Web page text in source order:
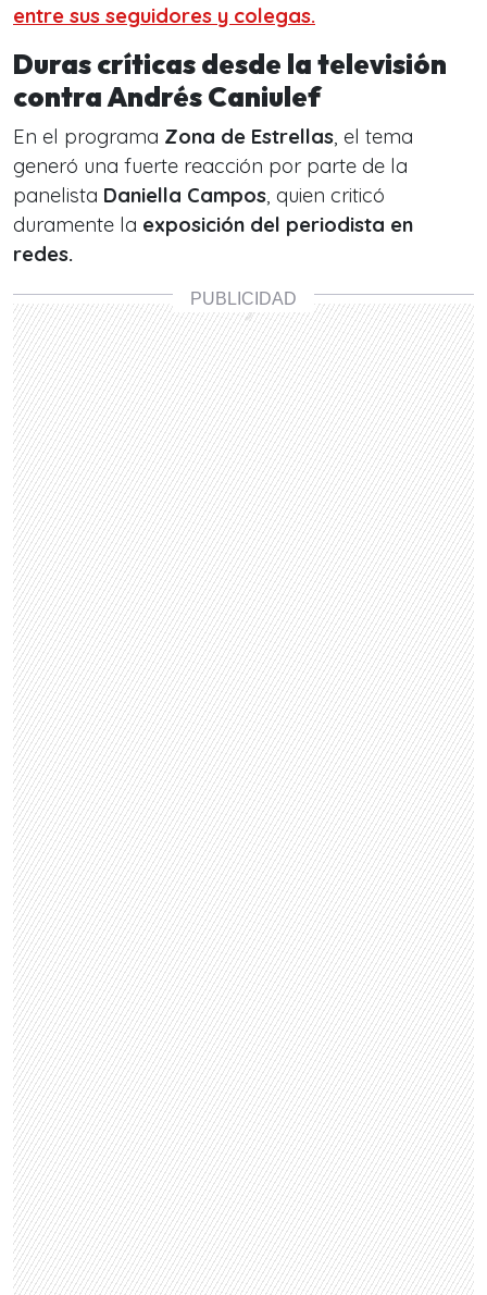
entre sus seguidores y colegas.
Duras críticas desde la televisión
contra Andrés Caniulef
En el programa Zona de Estrellas, el tema
generó una fuerte reacción por parte de la
panelista Daniella Campos, quien criticó
duramente la exposición del periodista en
redes.